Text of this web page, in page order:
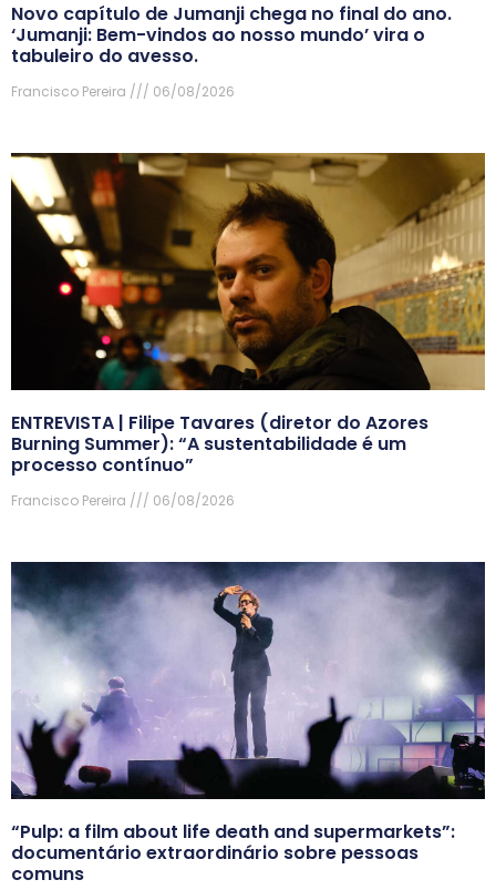
Novo capítulo de Jumanji chega no final do ano.
‘Jumanji: Bem-vindos ao nosso mundo’ vira o
tabuleiro do avesso.
Francisco Pereira 06/08/2026
ENTREVISTA | Filipe Tavares (diretor do Azores
Burning Summer): “A sustentabilidade é um
processo contínuo”
Francisco Pereira 06/08/2026
“Pulp: a film about life death and supermarkets”:
documentário extraordinário sobre pessoas
comuns